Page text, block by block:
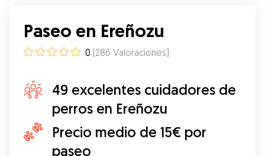
Paseo en Ereñozu
0 (286 Valoraciones)
49 excelentes cuidadores de
perros en Ereñozu
Precio medio de 15€ por
paseo